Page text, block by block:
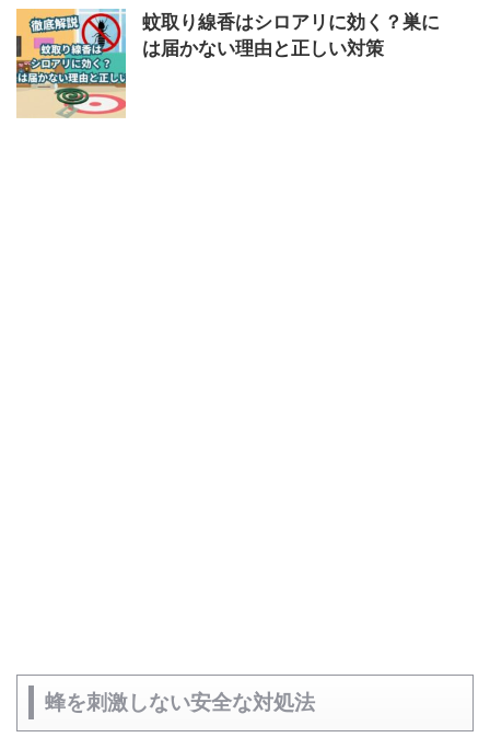
蚊取り線香はシロアリに効く？巣に
は届かない理由と正しい対策
蜂を刺激しない安全な対処法